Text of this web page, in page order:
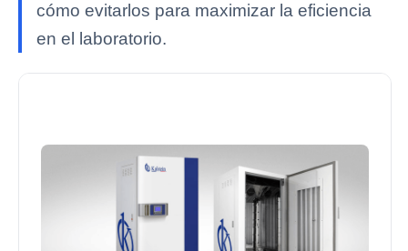
cómo evitarlos para maximizar la eficiencia
en el laboratorio.